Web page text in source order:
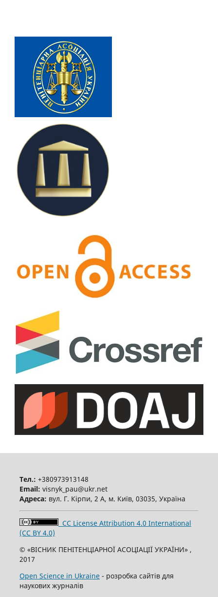
Тел.: +380973913148
Email: visnyk_pau@ukr.net
Адреса: вул. Г. Кірпи, 2 А, м. Київ, 03035, Україна
CC License Attribution 4.0 International
(CC BY 4.0)
© «ВІСНИК ПЕНІТЕНЦІАРНОЇ АСОЦІАЦІЇ УКРАЇНИ» ,
2017
Open Science in Ukraine- розробка сайтів для
наукових журналів